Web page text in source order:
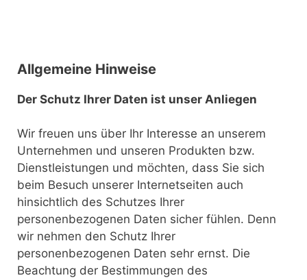
Allgemeine Hinweise
Der Schutz Ihrer Daten ist unser Anliegen
Wir freuen uns über Ihr Interesse an unserem
Unternehmen und unseren Produkten bzw.
Dienstleistungen und möchten, dass Sie sich
beim Besuch unserer Internetseiten auch
hinsichtlich des Schutzes Ihrer
personenbezogenen Daten sicher fühlen. Denn
wir nehmen den Schutz Ihrer
personenbezogenen Daten sehr ernst. Die
Beachtung der Bestimmungen des